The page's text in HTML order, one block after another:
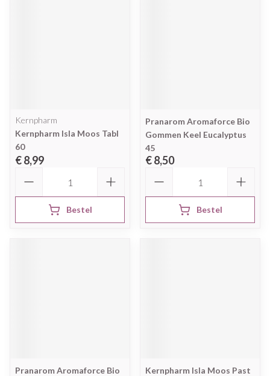
Kernpharm
Kernpharm Isla Moos Tabl
60
€ 8,99
Bestel
Pranarom Aromaforce Bio
Gommen Keel Eucalyptus
45
€ 8,50
Bestel
Pranarom Aromaforce Bio
Kernpharm Isla Moos Past